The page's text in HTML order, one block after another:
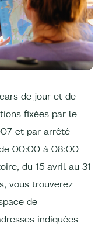
de jour et de
fixées par le
et par arrêté
00:00 à 08:00
du 15 avril au 31
vous trouverez
de
indiquées